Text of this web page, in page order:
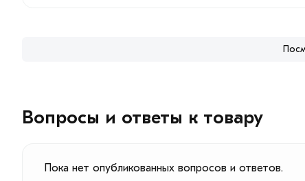
Вопросы и ответы к товару
Пока нет опубликованных вопросов и ответов.